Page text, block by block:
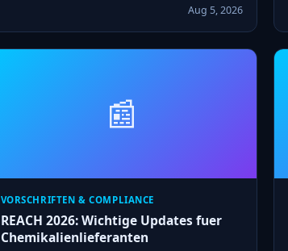
Aug 5, 2026
📰
VORSCHRIFTEN & COMPLIANCE
REACH 2026: Wichtige Updates fuer
Chemikalienlieferanten